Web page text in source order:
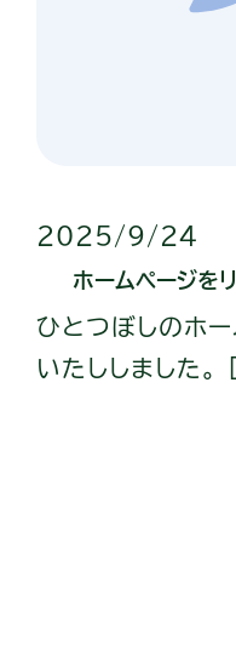
2025/9/24
ホームページを
ひとつぼしのホー
いたししました